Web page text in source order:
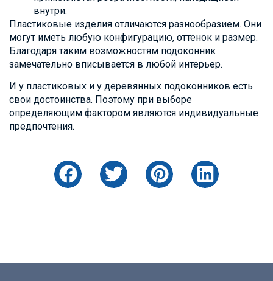
внутри.
Пластиковые изделия отличаются разнообразием. Они
могут иметь любую конфигурацию, оттенок и размер.
Благодаря таким возможностям подоконник
замечательно вписывается в любой интерьер.
И у пластиковых и у деревянных подоконников есть
свои достоинства. Поэтому при выборе
определяющим фактором являются индивидуальные
предпочтения.